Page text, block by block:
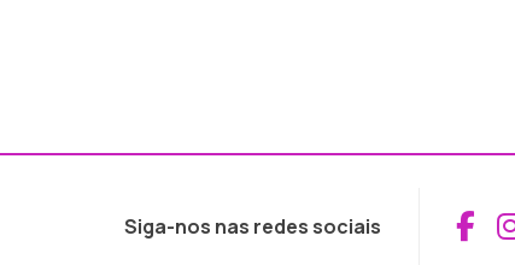
Siga-nos nas redes sociais